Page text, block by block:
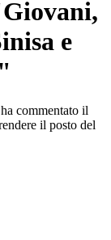
e
commentato il
il posto del